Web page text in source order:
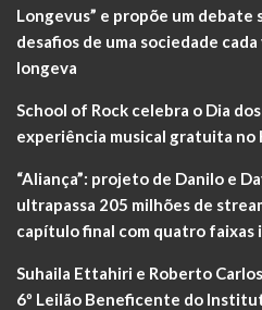
Longevus” e propõe um debate
desafios de uma sociedade cada
longeva
School of Rock celebra o Dia dos
experiência musical gratuita no
“Aliança”: projeto de Danilo e
ultrapassa 205 milhões de
capítulo final com quatro faixas
Suhaila Ettahiri e Roberto
6º Leilão Beneficente do